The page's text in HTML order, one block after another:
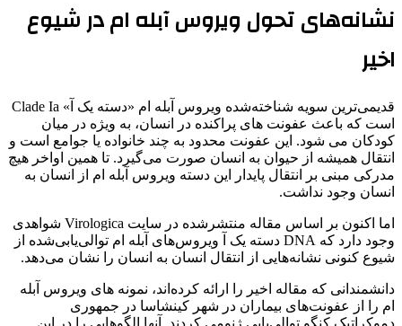
نشانه‌های تحول ویروس آبله ام در شیوع
اخیر
قدیمی‌ترین سویه شناخته‌شده ویروس آبله ام «دسته یک آ» Clade Ia
است که باعث عفونت های پراکنده در انسان، به ویژه در میان
کودکان می شود. این عفونت محدود به چند خانواده یا جوامع است و
انتقال همیشه از حیوان به انسان صورت می‌گیرد. تا همین اواخر هیچ
مدرکی مبنی بر انتقال پایدار این دسته ویروس آبله ام از انسان به
انسان وجود نداشت.
اما اکنون بر اساس مقاله منتشرشده در سایت Virologica شواهدی
وجود دارد که DNA دسته یک آ ویروس‌های آبله ام توالی‌یابی‌شده از
شیوع کنونی نشانه‌هایی از انتقال انسان به انسان را نشان می‌دهد.
دانشمندانی که مقاله اخیر را ارائه کرده‌اند، نمونه های ویروس آبله
ام را از عفونت‌های بیماران در شهر کینشاسا در جمهوری
دموکراتیک کنگو توالی‌یابی ژنومی کردند. آنها الگوهایی را در این